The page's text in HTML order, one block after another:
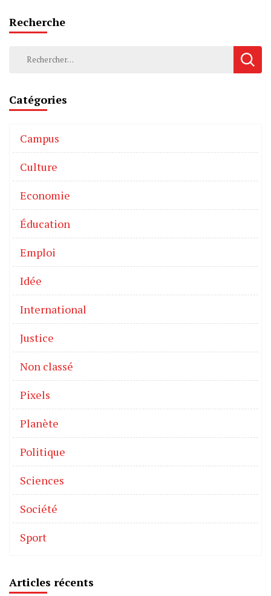
Recherche
Catégories
Campus
Culture
Economie
Éducation
Emploi
Idée
International
Justice
Non classé
Pixels
Planète
Politique
Sciences
Société
Sport
Articles récents